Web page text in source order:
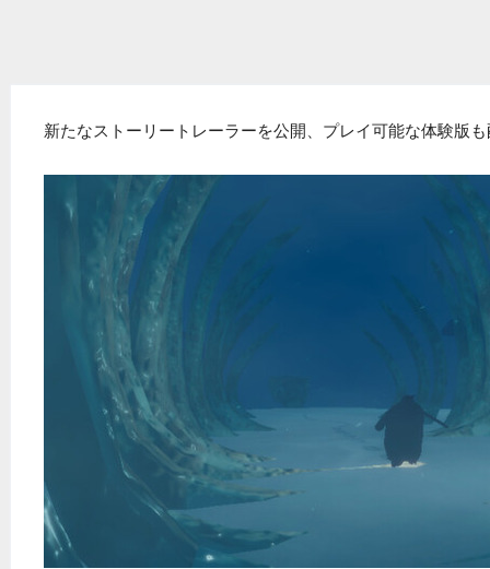
新たなストーリートレーラーを公開、プレイ可能な体験版